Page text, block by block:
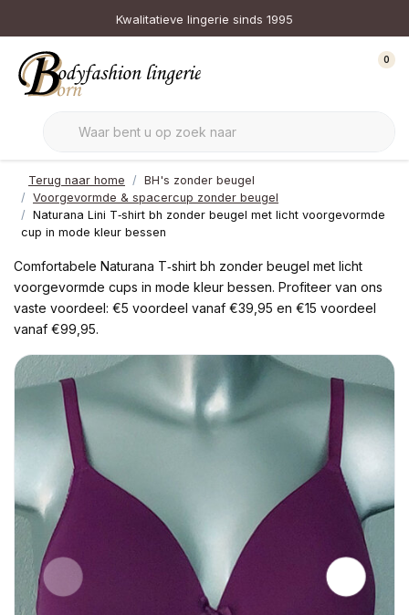
Kwalitatieve lingerie sinds 1995
0
Terug naar home
BH's zonder beugel
Voorgevormde & spacercup zonder beugel
Naturana Lini T‑shirt bh zonder beugel met licht voorgevormde
cup in mode kleur bessen
Comfortabele Naturana T‑shirt bh zonder beugel met licht
voorgevormde cups in mode kleur bessen. Profiteer van ons
vaste voordeel: €5 voordeel vanaf €39,95 en €15 voordeel
vanaf €99,95.